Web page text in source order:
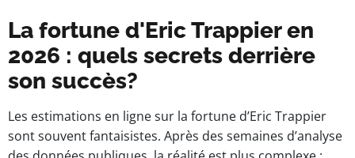
La fortune d'Eric Trappier en
2026 : quels secrets derrière
son succès?
Les estimations en ligne sur la fortune d’Eric Trappier
sont souvent fantaisistes. Après des semaines d’analyse